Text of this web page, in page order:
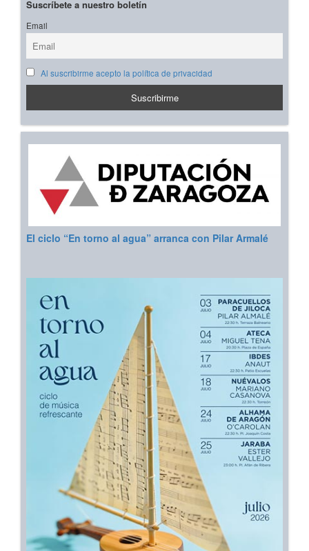
Suscríbete a nuestro boletín
Email
Al suscribirme acepto la política de privacidad
El ciclo “En torno al agua” arranca con Pilar Armalé